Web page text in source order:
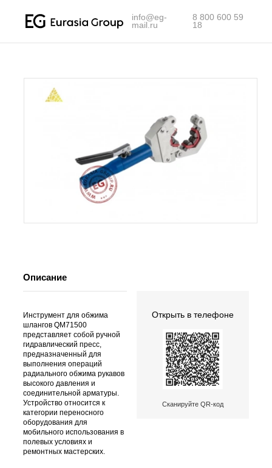
info@eg-
mail.ru
8 800 600 59
18
Описание
Инструмент для обжима
шлангов QM71500
представляет собой ручной
гидравлический пресс,
предназначенный для
выполнения операций
радиального обжима рукавов
высокого давления и
соединительной арматуры.
Устройство относится к
категории переносного
оборудования для
мобильного использования в
полевых условиях и
ремонтных мастерских.
Открыть в телефоне
Сканируйте QR-код